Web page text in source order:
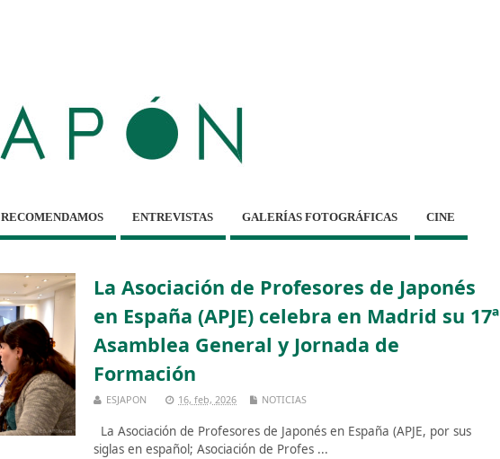
RECOMENDAMOS ENTREVISTAS GALERÍAS FOTOGRÁFICAS CINE
La Asociación de Profesores de Japonés
en España (APJE) celebra en Madrid su 17ª
Asamblea General y Jornada de
Formación
ESJAPON 16, feb, 2026 NOTICIAS
La Asociación de Profesores de Japonés en España (APJE, por sus
siglas en español; Asociación de Profes ...